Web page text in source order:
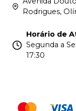
Rodrigues,
Horário de
Segunda a
17:30